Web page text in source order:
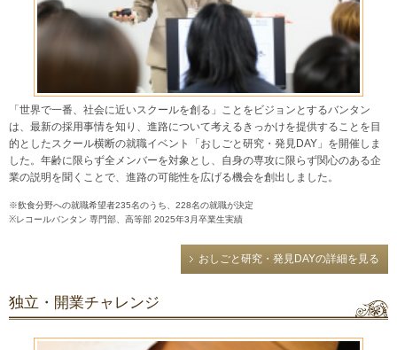
「世界で一番、社会に近いスクールを創る」ことをビジョンとするバンタン
は、最新の採用事情を知り、進路について考えるきっかけを提供することを目
的としたスクール横断の就職イベント「おしごと研究・発見DAY」を開催しま
した。年齢に限らず全メンバーを対象とし、自身の専攻に限らず関心のある企
業の説明を聞くことで、進路の可能性を広げる機会を創出しました。
※飲食分野への就職希望者235名のうち、228名の就職が決定
※レコールバンタン 専門部、高等部 2025年3月卒業生実績
おしごと研究・発見DAYの詳細を見る
独立・開業チャレンジ